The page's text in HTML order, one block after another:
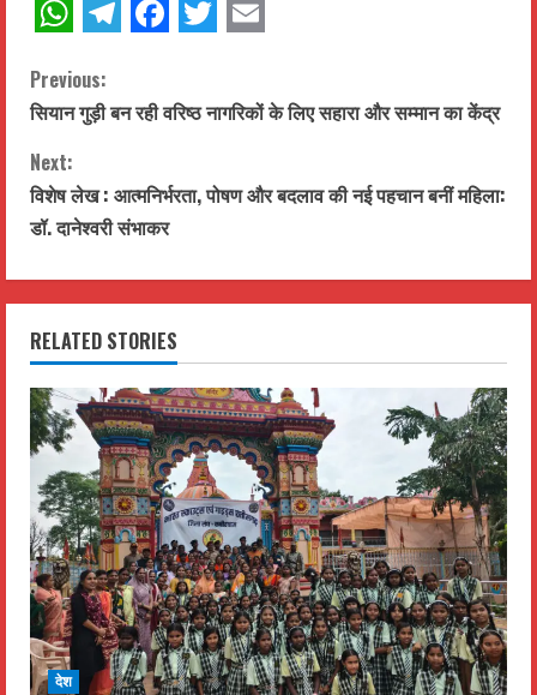
C
o
n
t
i
n
u
e
R
e
a
d
Previous:
सियान गुड़ी बन रही वरिष्ठ नागरिकों के लिए सहारा और सम्मान का केंद्र
Next:
विशेष लेख : आत्मनिर्भरता, पोषण और बदलाव की नई पहचान बनीं महिला:
डॉ. दानेश्वरी संभाकर
RELATED STORIES
देश